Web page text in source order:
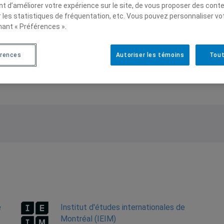
heureux de vous présenter le deuxième
écologique : Entre ingénierie de la fermeture du
Institut d'études internationales de
Montréal (IEIM)
d’améliorer votre expérience sur le site, de vous proposer des
les statistiques de fréquentation, etc. Vous pouvez personnaliser
« Préférences ».
Autoriser les témoins